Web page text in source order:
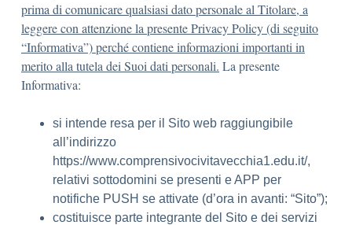
prima di comunicare qualsiasi dato personale al Titolare, a
leggere con attenzione la presente Privacy Policy (di seguito
“Informativa”) perché contiene informazioni importanti in
merito alla tutela dei Suoi dati personali. La presente
Informativa:
si intende resa per il Sito web raggiungibile
all’indirizzo
https://www.comprensivocivitavecchia1.edu.it/,
relativi sottodomini se presenti e APP per
notifiche PUSH se attivate (d’ora in avanti: “Sito”);
costituisce parte integrante del Sito e dei servizi